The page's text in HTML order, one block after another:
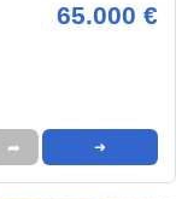
65.000 €
➦ ➜